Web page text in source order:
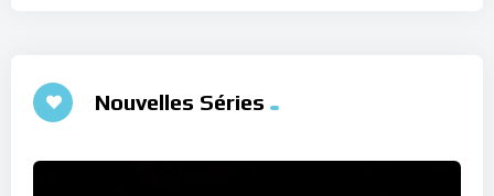
Nouvelles Séries